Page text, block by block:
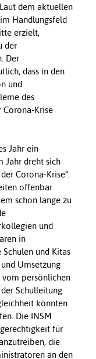
dem aktuellen
Handlungsfeld
erzielt,
der
Der
dass in den
und
des
Corona-Krise
Jahr ein
Jahr dreht sich
Corona-Krise“.
offenbar
schon lange zu
und
in
und Kitas
Umsetzung
persönlichen
Schulleitung
könnten
Die INSM
für
die
an den